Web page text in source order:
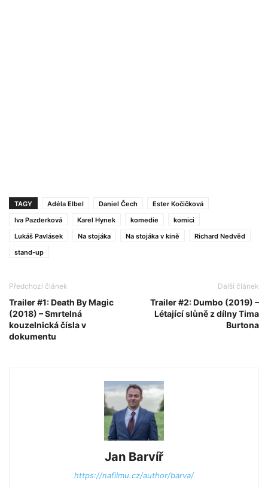
TAGY Adéla Elbel Daniel Čech
Ester Kočičková
Iva Pazderková
Karel Hynek komedie
komici
Lukáš Pavlásek
Na stojáka Na stojáka v kině
Richard Nedvěd
stand-up
Předchozí článek
Trailer #1: Death By Magic
(2018) – Smrtelná
kouzelnická čísla v
dokumentu
Další článek
Trailer #2: Dumbo (2019) –
Létající slůně z dílny Tima
Burtona
Jan Barvíř
https://nafilmu.cz/author/barva/